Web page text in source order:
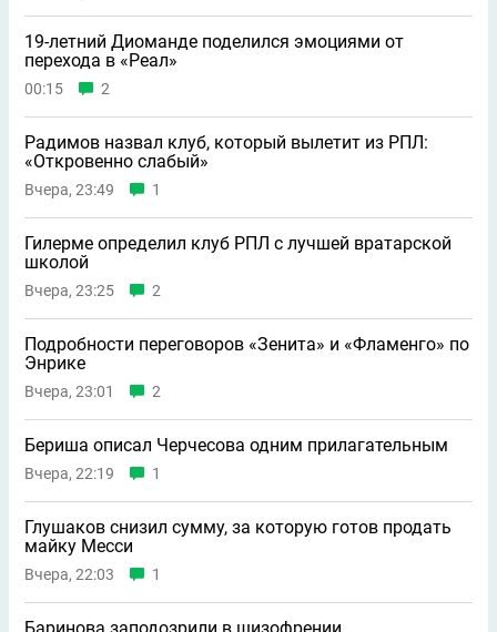
19-летний Диоманде поделился эмоциями от
перехода в «Реал»
00:15 2
Радимов назвал клуб, который вылетит из РПЛ:
«Откровенно слабый»
Вчера, 23:49 1
Гилерме определил клуб РПЛ с лучшей вратарской
школой
Вчера, 23:25 2
Подробности переговоров «Зенита» и «Фламенго» по
Энрике
Вчера, 23:01 2
Бериша описал Черчесова одним прилагательным
Вчера, 22:19 1
Глушаков снизил сумму, за которую готов продать
майку Месси
Вчера, 22:03 1